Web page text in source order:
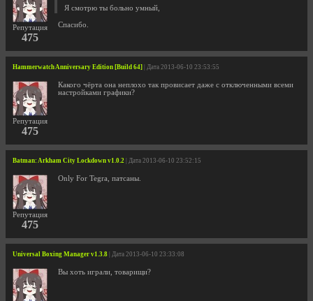
Репутация
475
Я смотрю ты больно умный,
Cпасибо.
Hammerwatch Anniversary Edition [Build 64] | Дата 2013-06-10 23:53:55
Репутация
475
Какого чёрта она неплохо так провисает даже с отключенными всеми
настройками графики?
Batman: Arkham City Lockdown v1.0.2 | Дата 2013-06-10 23:52:15
Репутация
475
Only For Tegra, патсаны.
Universal Boxing Manager v1.3.8 | Дата 2013-06-10 23:33:08
Вы хоть играли, товарищи?